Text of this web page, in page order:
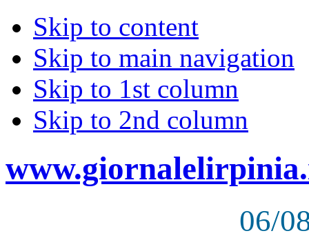
Skip to content
Skip to main navigation
Skip to 1st column
Skip to 2nd column
06/